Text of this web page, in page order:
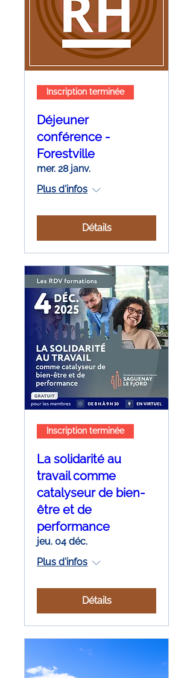
Inscription terminée
Déjeuner
conférence -
Forestville
mer. 28 janv.
Plus d'infos
Détails
Inscription terminée
La solidarité au
travail comme
catalyseur de bien-
être et de
performance
jeu. 04 déc.
Plus d'infos
Détails